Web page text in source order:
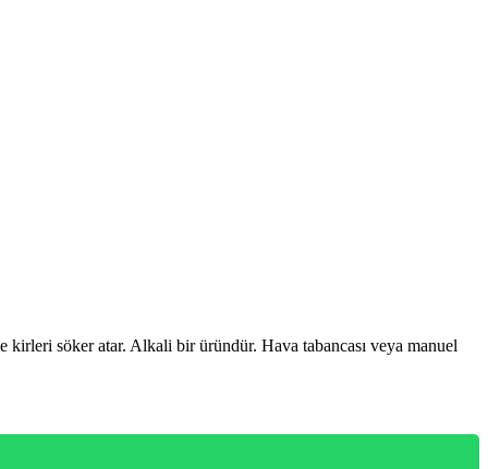
söker atar. Alkali bir üründür. Hava tabancası veya manuel